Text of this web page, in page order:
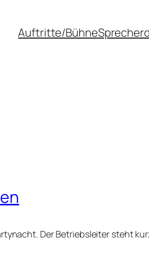
Auftritte/Bühne
Der Betriebsleiter steht